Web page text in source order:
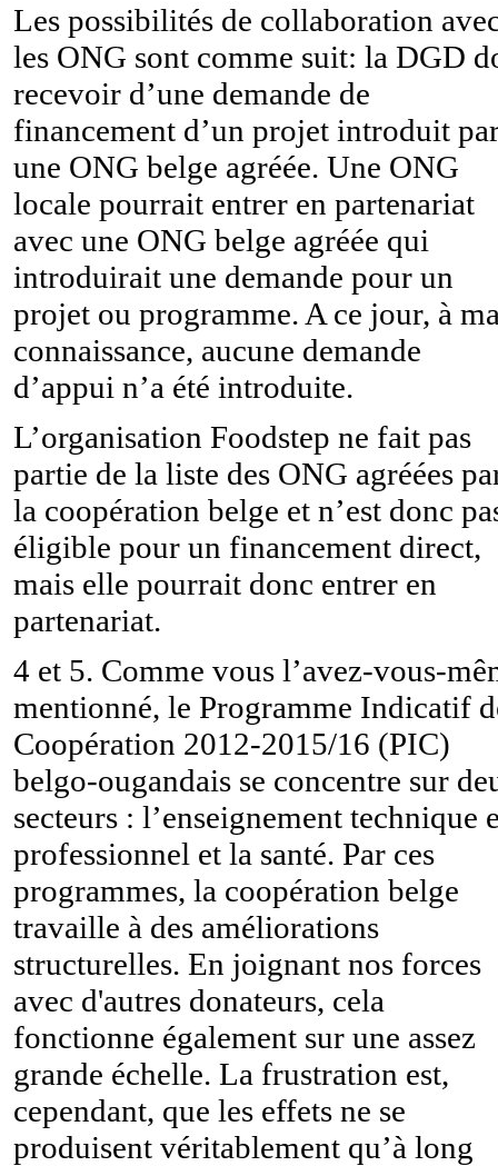
Les possibilités de collaboration
les ONG sont comme suit: la DGD
recevoir d’une demande de
financement d’un projet introduit
une ONG belge agréée. Une ONG
locale pourrait entrer en partenariat
avec une ONG belge agréée qui
introduirait une demande pour un
projet ou programme. A ce jour, à
connaissance, aucune demande
d’appui n’a été introduite.
L’organisation Foodstep ne fait pas
partie de la liste des ONG agréées
la coopération belge et n’est donc
éligible pour un financement direct,
mais elle pourrait donc entrer en
partenariat.
4 et 5. Comme vous l’avez-vous-
mentionné, le Programme Indicatif
Coopération 2012-2015/16 (PIC)
belgo-ougandais se concentre sur
secteurs : l’enseignement technique
professionnel et la santé. Par ces
programmes, la coopération belge
travaille à des améliorations
structurelles. En joignant nos forces
avec d'autres donateurs, cela
fonctionne également sur une assez
grande échelle. La frustration est,
cependant, que les effets ne se
produisent véritablement qu’à long